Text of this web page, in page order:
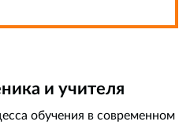
и учителя
обучения в современном